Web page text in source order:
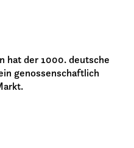
hat der 1000. deutsche
genossenschaftlich